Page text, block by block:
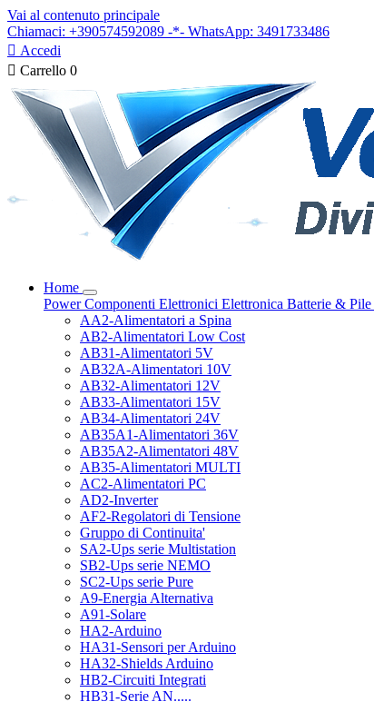
Vai al contenuto principale
Chiamaci: +390574592089 -*- WhatsApp: 3491733486
 Accedi
 Carrello 0
Home
PowerComponenti Elettronici Elettronica Batterie & Pile
AA2-Alimentatori a Spina
AB2-Alimentatori Low Cost
AB31-Alimentatori 5V
AB32A-Alimentatori 10V
AB32-Alimentatori 12V
AB33-Alimentatori 15V
AB34-Alimentatori 24V
AB35A1-Alimentatori 36V
AB35A2-Alimentatori 48V
AB35-Alimentatori MULTI
AC2-Alimentatori PC
AD2-Inverter
AF2-Regolatori di Tensione
Gruppo di Continuita'
SA2-Ups serie Multistation
SB2-Ups serie NEMO
SC2-Ups serie Pure
A9-Energia Alternativa
A91-Solare
HA2-Arduino
HA31-Sensori per Arduino
HA32-Shields Arduino
HB2-Circuiti Integrati
HB31-Serie AN.....